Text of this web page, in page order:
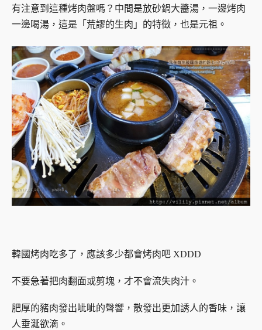
有注意到這種烤肉盤嗎？中間是放砂鍋大醬湯，一邊烤肉
一邊喝湯，這是「荒謬的生肉」的特徵，也是元祖。
韓國烤肉吃多了，應該多少都會烤肉吧 XDDD
不要急著把肉翻面或剪塊，才不會流失肉汁。
肥厚的豬肉發出呲呲的聲響，散發出更加誘人的香味，讓
人垂涎欲滴。